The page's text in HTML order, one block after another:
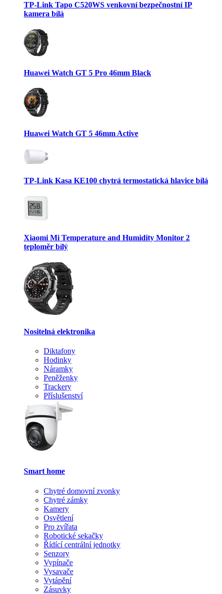
TP-Link Tapo C520WS venkovní bezpečnostní IP
kamera bílá
Huawei Watch GT 5 Pro 46mm Black
Huawei Watch GT 5 46mm Active
TP-Link Kasa KE100 chytrá termostatická hlavice bílá
Xiaomi Mi Temperature and Humidity Monitor 2
teploměr bílý
Nositelná elektronika
Diktafony
Hodinky
Náramky
Peněženky
Trackery
Příslušenství
Smart home
Chytré domovní zvonky
Chytré zámky
Kamery
Osvětlení
Pro zvířata
Robotické sekačky
Řídící centrální jednotky
Senzory
Vypínače
Vysavače
Vytápění
Zásuvky